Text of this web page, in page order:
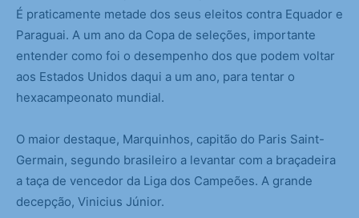
É praticamente metade dos seus eleitos contra Equador e
Paraguai. A um ano da Copa de seleções, importante
entender como foi o desempenho dos que podem voltar
aos Estados Unidos daqui a um ano, para tentar o
hexacampeonato mundial.
O maior destaque, Marquinhos, capitão do Paris Saint-
Germain, segundo brasileiro a levantar com a braçadeira
a taça de vencedor da Liga dos Campeões. A grande
decepção, Vinicius Júnior.